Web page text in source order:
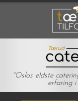
"Oslos eldste
erfaring i